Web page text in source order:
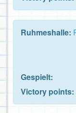
Ruhmeshalle:
Gespielt:
Victory points: